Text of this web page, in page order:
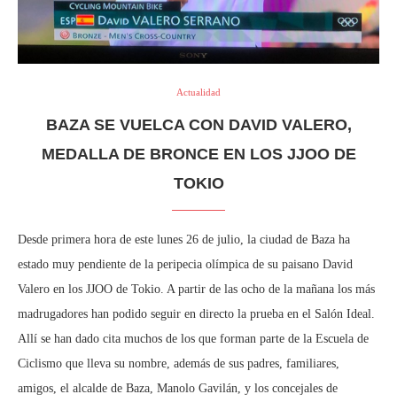
Actualidad
BAZA SE VUELCA CON DAVID VALERO,
MEDALLA DE BRONCE EN LOS JJOO DE
TOKIO
Desde primera hora de este lunes 26 de julio, la ciudad de Baza ha
estado muy pendiente de la peripecia olímpica de su paisano David
Valero en los JJOO de Tokio. A partir de las ocho de la mañana los más
madrugadores han podido seguir en directo la prueba en el Salón Ideal.
Allí se han dado cita muchos de los que forman parte de la Escuela de
Ciclismo que lleva su nombre, además de sus padres, familiares,
amigos, el alcalde de Baza, Manolo Gavilán, y los concejales de